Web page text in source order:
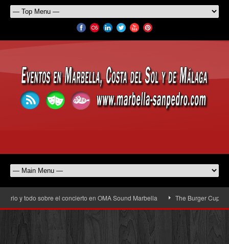
y todo sobre el concierto en OMA Sound Marbella The Burger Cup